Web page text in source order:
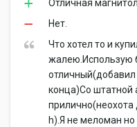
Отличная
Нет.
Что хотел то и
жалею.Использую
отличный(добавил
конца)Со штатной
прилично(неохота
h).Я не меломан